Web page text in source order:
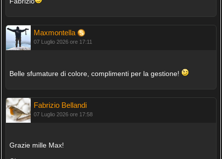
Maxmontella
07 Luglio 2026 ore 17:11
Belle sfumature di colore, complimenti per la gestione!
Fabrizio Bellandi
07 Luglio 2026 ore 17:58
Grazie mille Max!